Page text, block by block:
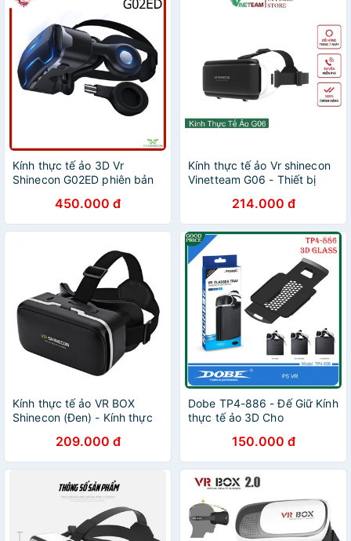
Kính thực tế ảo 3D Vr
Shinecon G02ED phiên bản
450.000 đ
Kính thực tế ảo Vr shinecon
Vinetteam G06 - Thiết bị
Chơi Tất Cả Game Vr Và
Phim 360 -4440
214.000 đ
Kính thực tế ảo VR BOX
Shinecon (Đen) - Kính thực
209.000 đ
Dobe TP4-886 - Đế Giữ Kính
thực tế ảo 3D Cho
150.000 đ